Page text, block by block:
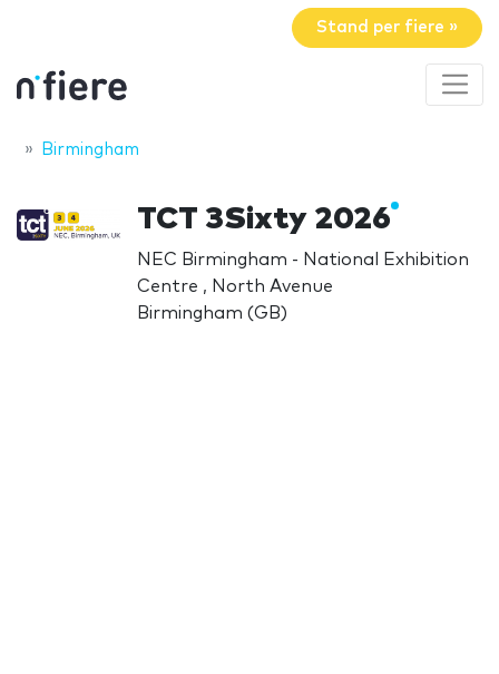
Stand per fiere »
Birmingham
TCT 3Sixty 2026
NEC Birmingham - National Exhibition
Centre , North Avenue
Birmingham (GB)